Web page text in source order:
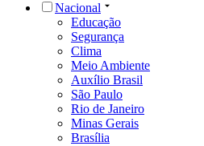
Nacional
Educação
Segurança
Clima
Meio Ambiente
Auxílio Brasil
São Paulo
Rio de Janeiro
Minas Gerais
Brasília